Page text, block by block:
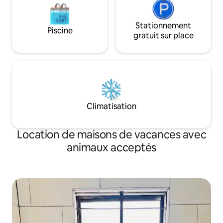
Piscine
Stationnement
gratuit sur place
Climatisation
Location de maisons de vacances avec
animaux acceptés